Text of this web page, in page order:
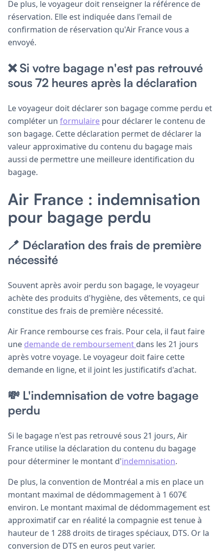
De plus, le voyageur doit renseigner la référence de
réservation. Elle est indiquée dans l'email de
confirmation de réservation qu'Air France vous a
envoyé.
❌ Si votre bagage n'est pas retrouvé
sous 72 heures après la déclaration
Le voyageur doit déclarer son bagage comme perdu et
compléter un formulaire pour déclarer le contenu de
son bagage. Cette déclaration permet de déclarer la
valeur approximative du contenu du bagage mais
aussi de permettre une meilleure identification du
bagage.
Air France : indemnisation
pour bagage perdu
🪥 Déclaration des frais de première
nécessité
Souvent après avoir perdu son bagage, le voyageur
achète des produits d'hygiène, des vêtements, ce qui
constitue des frais de première nécessité.
Air France rembourse ces frais. Pour cela, il faut faire
une demande de remboursement dans les 21 jours
après votre voyage. Le voyageur doit faire cette
demande en ligne, et il joint les justificatifs d'achat.
💸 L'indemnisation de votre bagage
perdu
Si le bagage n'est pas retrouvé sous 21 jours, Air
France utilise la déclaration du contenu du bagage
pour déterminer le montant d'indemnisation.
De plus, la convention de Montréal a mis en place un
montant maximal de dédommagement à 1 607€
environ. Le montant maximal de dédommagement est
approximatif car en réalité la compagnie est tenue à
hauteur de 1 288 droits de tirages spéciaux, DTS. Or la
conversion de DTS en euros peut varier.